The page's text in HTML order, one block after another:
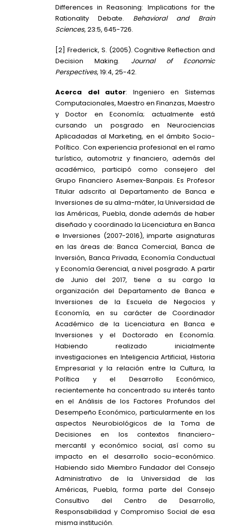
Differences in Reasoning: Implications for the
Rationality Debate. Behavioral and Brain
Sciences, 23:5, 645-726.
[2] Frederick, S. (2005). Cognitive Reflection and
Decision Making. Journal of Economic
Perspectives, 19:4, 25-42.
Acerca del autor: Ingeniero en Sistemas
Computacionales, Maestro en Finanzas, Maestro
y Doctor en Economía; actualmente está
cursando un posgrado en Neurociencias
Aplicadadas al Marketing, en el ámbito Socio-
Político. Con experiencia profesional en el ramo
turístico, automotriz y financiero, además del
académico, participó como consejero del
Grupo Financiero Asemex-Banpais. Es Profesor
Titular adscrito al Departamento de Banca e
Inversiones de su alma-máter, la Universidad de
las Américas, Puebla, donde además de haber
diseñado y coordinado la Licenciatura en Banca
e Inversiones (2007-2016), imparte asignaturas
en las áreas de: Banca Comercial, Banca de
Inversión, Banca Privada, Economía Conductual
y Economía Gerencial, a nivel posgrado. A partir
de Junio del 2017, tiene a su cargo la
organización del Departamento de Banca e
Inversiones de la Escuela de Negocios y
Economía, en su carácter de Coordinador
Académico de la Licenciatura en Banca e
Inversiones y el Doctorado en Economía.
Habiendo realizado inicialmente
investigaciones en Inteligencia Artificial, Historia
Empresarial y la relación entre la Cultura, la
Política y el Desarrollo Económico,
recientemente ha concentrado su interés tanto
en el Análisis de los Factores Profundos del
Desempeño Económico, particularmente en los
aspectos Neurobiológicos de la Toma de
Decisiones en los contextos financiero-
mercantil y económico social, así como su
impacto en el desarrollo socio-económico.
Habiendo sido Miembro Fundador del Consejo
Administrativo de la Universidad de las
Américas, Puebla, forma parte del Consejo
Consultivo del Centro de Desarrollo,
Responsabilidad y Compromiso Social de esa
misma institución.